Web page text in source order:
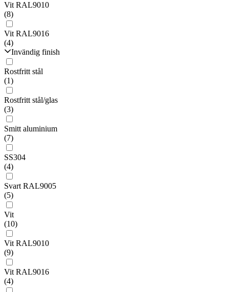
Vit RAL9010
(8)
Vit RAL9016
(4)
Invändig finish
Rostfritt stål
(1)
Rostfritt stål/glas
(3)
Smitt aluminium
(7)
SS304
(4)
Svart RAL9005
(5)
Vit
(10)
Vit RAL9010
(9)
Vit RAL9016
(4)